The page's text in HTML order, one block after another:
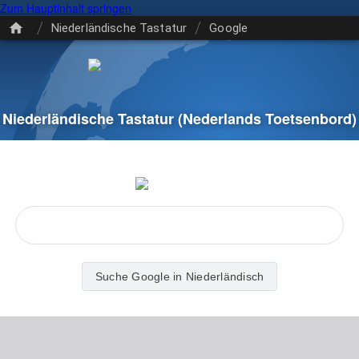
Zum Hauptinhalt springen
/ Niederländische Tastatur / Google
Niederländische Tastatur(Nederlands Toetsenbord)
Suche Google in Niederländisch